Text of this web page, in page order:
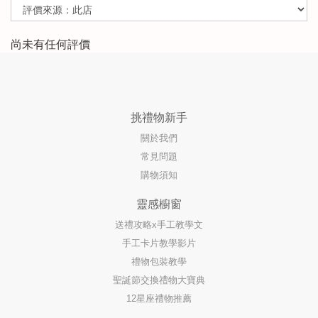
尚未有任何評價
挑禮物新手
關於我們
常見問題
購物須知
靈感櫥窗
送禮攻略x手工教學文
手工卡片教學影片
禮物包裝教學
聖誕節交換禮物大寶典
12星座禮物推薦